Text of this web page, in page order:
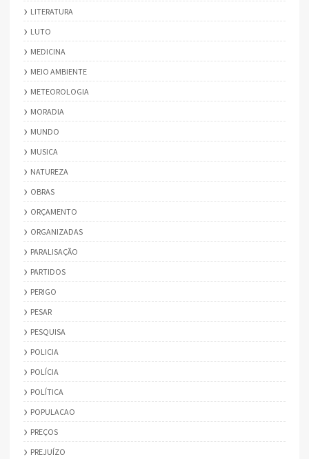
LITERATURA
LUTO
MEDICINA
MEIO AMBIENTE
METEOROLOGIA
MORADIA
MUNDO
MUSICA
NATUREZA
OBRAS
ORÇAMENTO
ORGANIZADAS
PARALISAÇÃO
PARTIDOS
PERIGO
PESAR
PESQUISA
POLICIA
POLÍCIA
POLÍTICA
POPULACAO
PREÇOS
PREJUÍZO